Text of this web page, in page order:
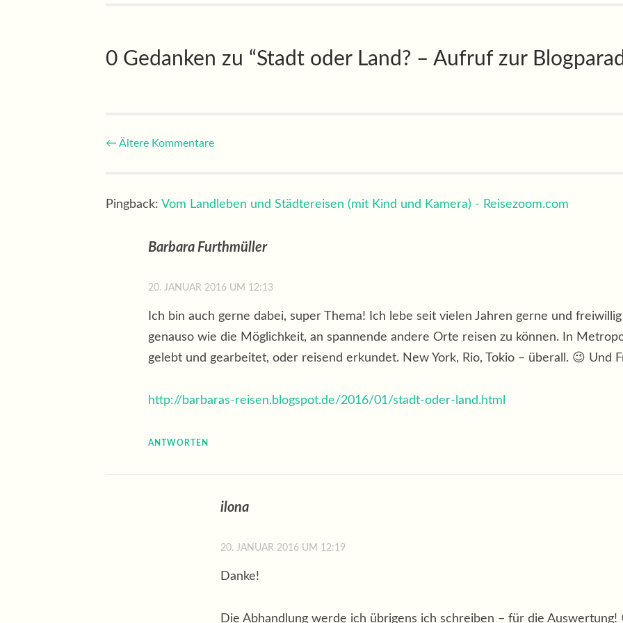
0 Gedanken zu “Stadt oder Land? – Aufruf zur
Kommentar-
← Ältere Kommentare
Pingback: Vom Landleben und Städtereisen (mit Kind und Kamera) - Reisezoom.com
Barbara Furthmüller
20. JANUAR 2016 UM 12:13
Ich bin auch gerne dabei, super Thema! Ich lebe seit vielen Jahren gerne und
genauso wie die Möglichkeit, an spannende andere Orte reisen zu können. In
gelebt und gearbeitet, oder reisend erkundet. New York, Rio, Tokio – überall. 😉 Und
http://barbaras-reisen.blogspot.de/2016/01/stadt-oder-land.html
ANTWORTEN
ilona
20. JANUAR 2016 UM 12:19
Danke!
Die Abhandlung werde ich übrigens ich schreiben – für die